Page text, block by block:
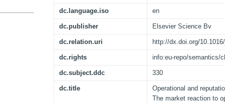
dc.language.iso en
dc.publisher Elsevier Science Bv
dc.relation.uri http://dx.doi.org/
dc.rights info:eu-repo/semantics/
dc.subject.ddc 330
dc.title
Operational and
The market reaction to